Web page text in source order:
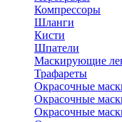
Компрессоры
Шланги
Кисти
Шпатели
Маскирующие
Трафареты
Окрасочные
Окрасочные
Окрасочные